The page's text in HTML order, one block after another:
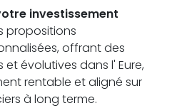
investissement
propositions
offrant des
évolutives dans l' Eure,
rentable et aligné sur
à long terme.